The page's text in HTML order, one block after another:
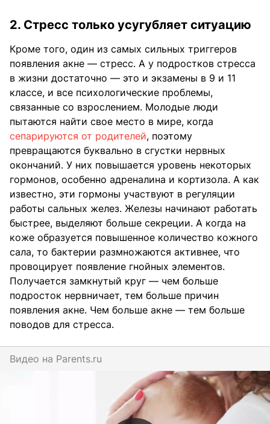
2. Стресс только усугубляет ситуацию
Кроме того, один из самых сильных триггеров
появления акне — стресс. А у подростков стресса
в жизни достаточно — это и экзамены в 9 и 11
классе, и все психологические проблемы,
связанные со взрослением. Молодые люди
пытаются найти свое место в мире, когда
сепарируются от родителей, поэтому
превращаются буквально в сгустки нервных
окончаний. У них повышается уровень некоторых
гормонов, особенно адреналина и кортизола. А как
известно, эти гормоны участвуют в регуляции
работы сальных желез. Железы начинают работать
быстрее, выделяют больше секреции. А когда на
коже образуется повышенное количество кожного
сала, то бактерии размножаются активнее, что
провоцирует появление гнойных элементов.
Получается замкнутый круг — чем больше
подросток нервничает, тем больше причин
появления акне. Чем больше акне — тем больше
поводов для стресса.
Видео на parents.ru